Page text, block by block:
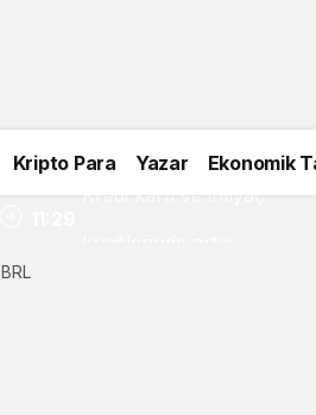
Kripto Para Yazar Ekonomik
Kredi kartı ve ihtiyaç
BRL